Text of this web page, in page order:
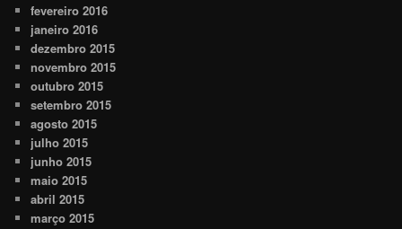
fevereiro 2016
janeiro 2016
dezembro 2015
novembro 2015
outubro 2015
setembro 2015
agosto 2015
julho 2015
junho 2015
maio 2015
abril 2015
março 2015